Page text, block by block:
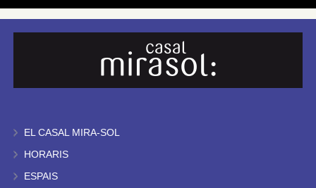
EL CASAL MIRA-SOL
HORARIS
ESPAIS